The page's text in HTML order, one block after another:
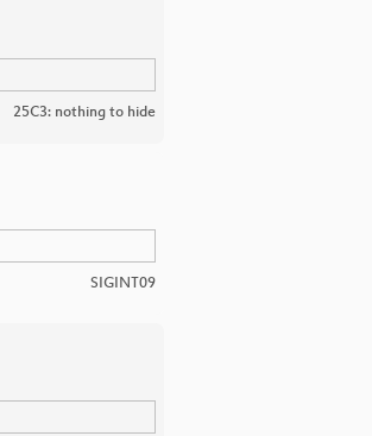
25C3: nothing to hide
SIGINT09